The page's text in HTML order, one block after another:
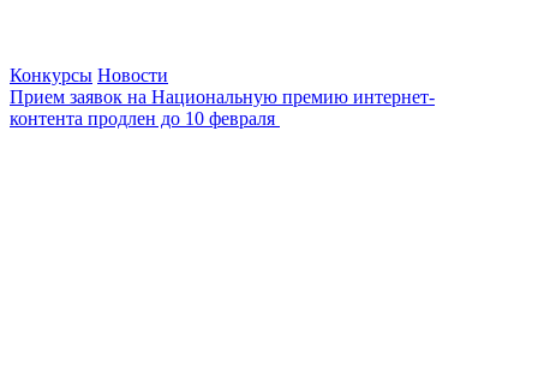
Конкурсы Новости
Прием заявок на Национальную премию интернет-
контента продлен до 10 февраля